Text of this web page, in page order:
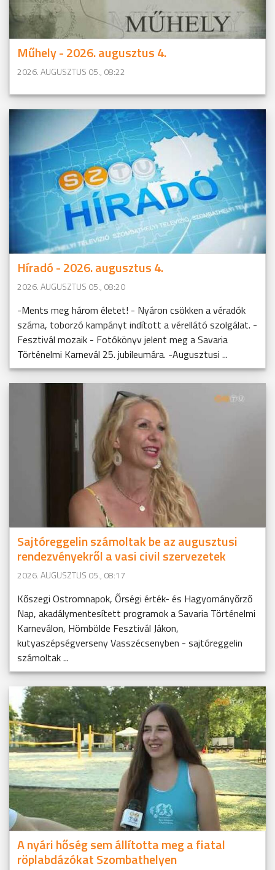
Műhely - 2026. augusztus 4.
2026. AUGUSZTUS 05., 08:22
Híradó - 2026. augusztus 4.
2026. AUGUSZTUS 05., 08:20
-Ments meg három életet! - Nyáron csökken a véradók
száma, toborzó kampányt indított a vérellátó szolgálat. -
Fesztivál mozaik - Fotókönyv jelent meg a Savaria
Történelmi Karnevál 25. jubileumára. -Augusztusi ...
Sajtóreggelin számoltak be az augusztusi
rendezvényekről a vasi civil szervezetek
2026. AUGUSZTUS 05., 08:17
Kőszegi Ostromnapok, Őrségi érték- és Hagyományőrző
Nap, akadálymentesített programok a Savaria Történelmi
Karneválon, Hömbölde Fesztivál Jákon,
kutyaszépségverseny Vasszécsenyben - sajtóreggelin
számoltak ...
A nyári hőség sem állította meg a fiatal
röplabdázókat Szombathelyen